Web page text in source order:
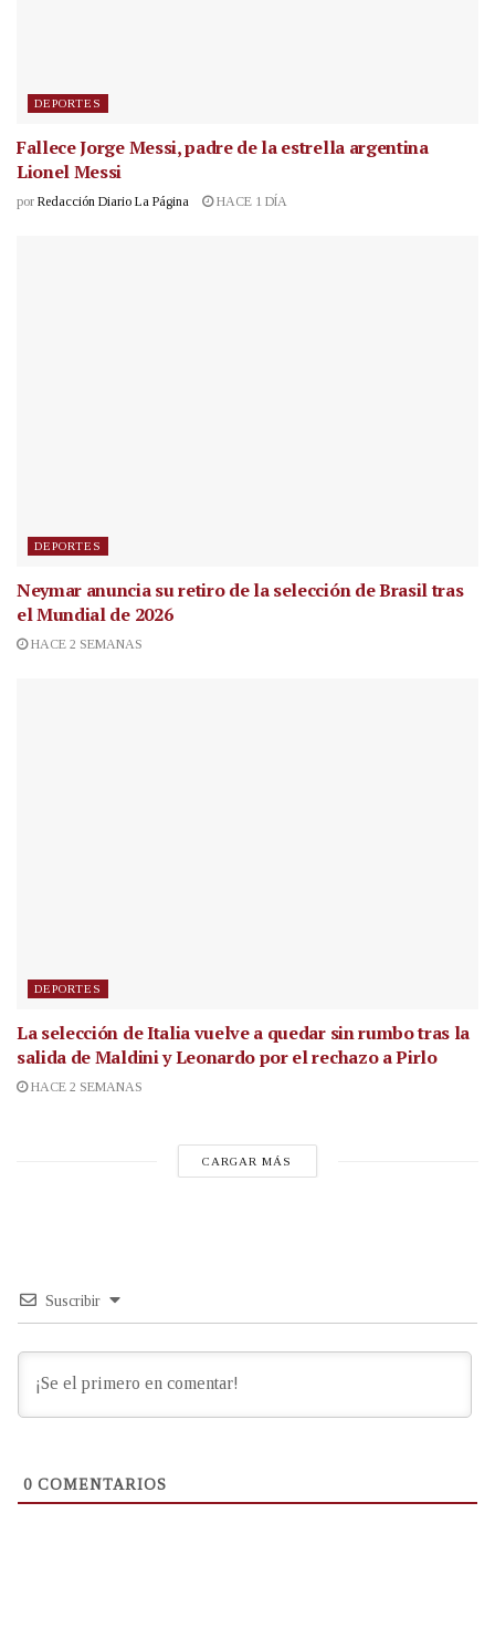
DEPORTES
Fallece Jorge Messi, padre de la estrella argentina
Lionel Messi
por Redacción Diario La Página HACE 1 DÍA
DEPORTES
Neymar anuncia su retiro de la selección de Brasil tras
el Mundial de 2026
HACE 2 SEMANAS
DEPORTES
La selección de Italia vuelve a quedar sin rumbo tras la
salida de Maldini y Leonardo por el rechazo a Pirlo
HACE 2 SEMANAS
CARGAR MÁS
Suscribir
0 COMENTARIOS